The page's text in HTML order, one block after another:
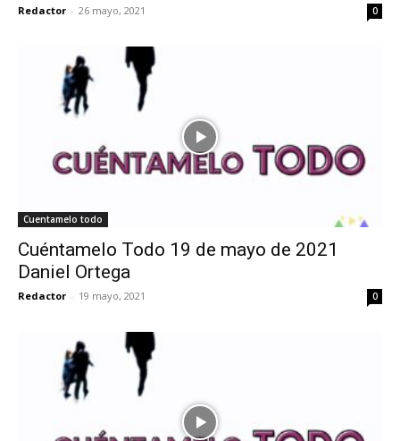
Redactor - 26 mayo, 2021 0
Cuentamelo todo
Cuéntamelo Todo 19 de mayo de 2021
Daniel Ortega
Redactor - 19 mayo, 2021 0